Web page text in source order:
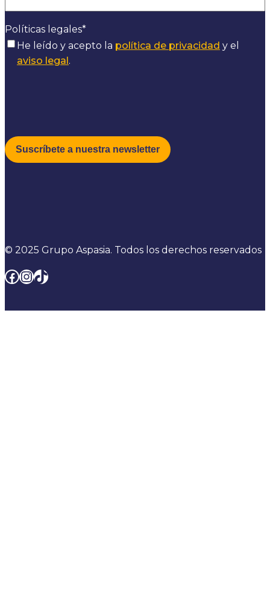
Políticas legales*
He leído y acepto la política de privacidad y el
aviso legal .
© 2025 Grupo Aspasia. Todos los derechos reservados